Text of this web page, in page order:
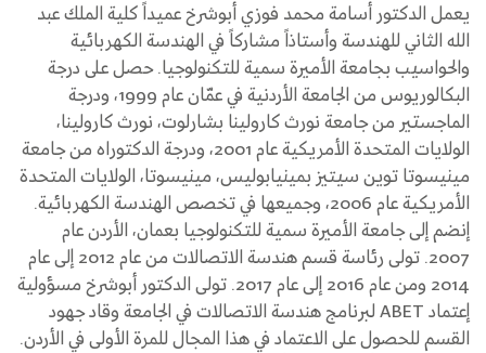
يعمل الدكتور أسامة محمد فوزي أبوشرخ عميداً كلية الملك عبد
الله الثاني للهندسة وأستاذاً مشاركاً في الهندسة الكهربائية
والحواسيب بجامعة الأميرة سمية للتكنولوجيا. حصل على درجة
البكالوريوس من الجامعة الأردنية في عمّان عام 1999، ودرجة
الماجستير من جامعة نورث كارولينا بشارلوت، نورث كارولينا،
الولايات المتحدة الأمريكية عام 2001، ودرجة الدكتوراه من جامعة
مينيسوتا توين سيتيز بمينيابوليس، مينيسوتا، الولايات المتحدة
الأمريكية عام 2006، وجميعها في تخصص الهندسة الكهربائية.
إنضم إلى جامعة الأميرة سمية للتكنولوجيا بعمان، الأردن عام
2007. تولى رئاسة قسم هندسة الاتصالات من عام 2012 إلى عام
2014 ومن عام 2016 إلى عام 2017. تولى الدكتور أبوشرخ مسؤولية
إعتماد ABET لبرنامج هندسة الاتصالات في الجامعة وقاد جهود
القسم للحصول على الاعتماد في هذا المجال للمرة الأولى في الأردن.